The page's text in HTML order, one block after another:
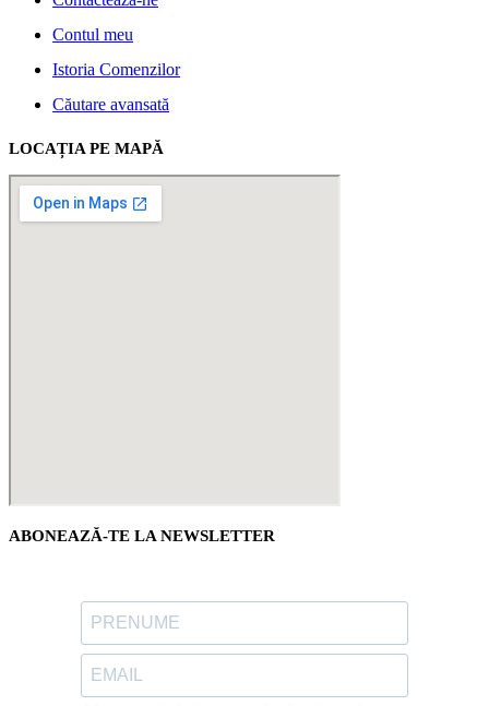
Contul meu
Istoria Comenzilor
Căutare avansată
LOCAȚIA PE MAPĂ
ABONEAZĂ-TE LA NEWSLETTER